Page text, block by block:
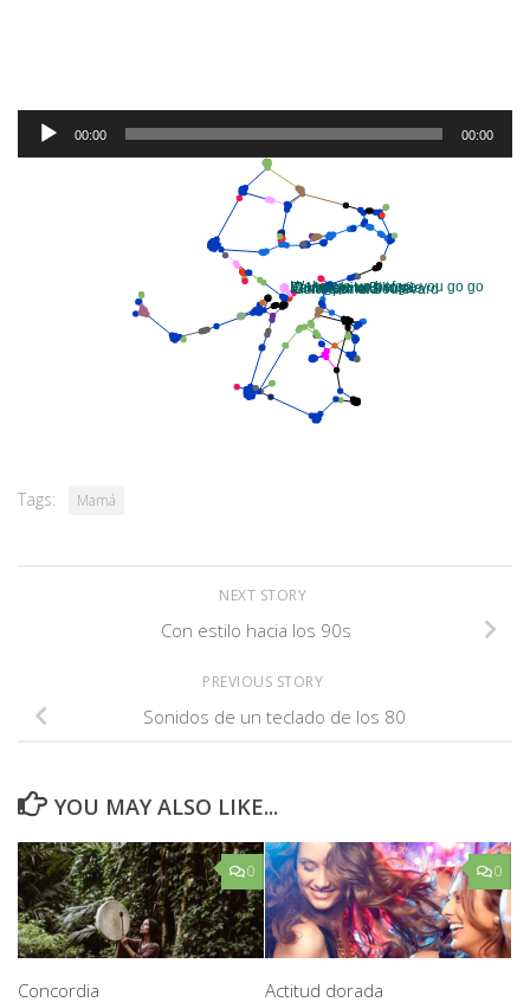
Audio
Player
00:00 00:00
Tags: Mamá
NEXT STORY
Con estilo hacia los 90s
PREVIOUS STORY
Sonidos de un teclado de los 80
YOU MAY ALSO LIKE...
0
Concordia
0
Actitud dorada